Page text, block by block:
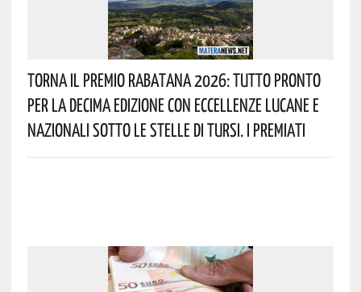
Torna Il Premio Rabatana 2026: Tutto Pronto
Per La Decima Edizione Con Eccellenze Lucane E
Nazionali Sotto Le Stelle Di Tursi. I Premiati